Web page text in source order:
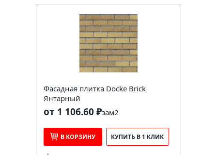
Фасадная плитка Docke Brick
Янтарный
от 1 106.60 ₽зам2
В КОРЗИНУ КУПИТЬ В 1 КЛИК